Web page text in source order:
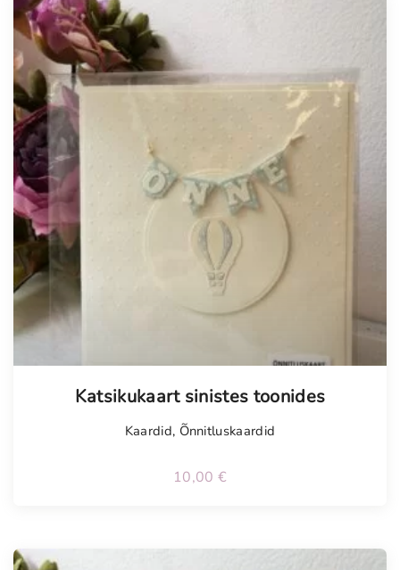
Katsikukaart sinistes toonides
Kaardid, Õnnitluskaardid
10,00 €